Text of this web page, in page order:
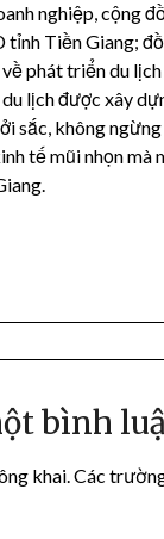
nghiệp, cộng
tỉnh Tiền Giang;
phát triển du
lịch được xây
sắc, không
tế mũi nhọn
bình
khai. Các